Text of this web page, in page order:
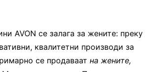
AVON се залага за жените: преку
квалитетни производи за
се продаваат на жените,